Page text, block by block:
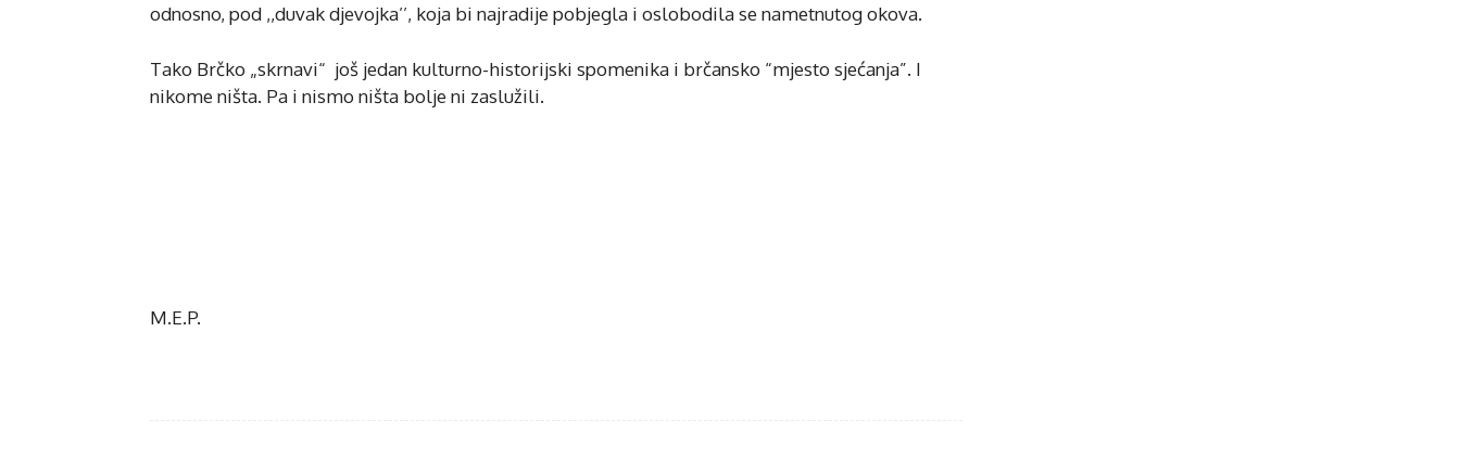
odnosno, pod ,,duvak djevojka’’, koja bi najradije pobjegla i oslobodila se nametnutog okova.
Tako Brčko „skrnavi“ još jedan kulturno-historijski spomenika i brčansko “mjesto sjećanja”. I
nikome ništa. Pa i nismo ništa bolje ni zaslužili.
M.E.P.